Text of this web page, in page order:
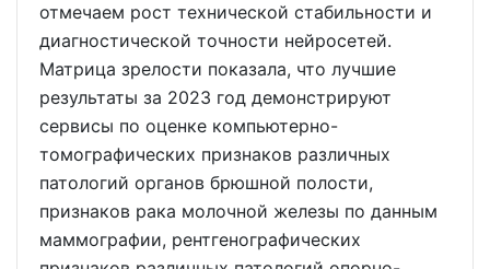
отмечаем рост технической стабильности и
диагностической точности нейросетей.
Матрица зрелости показала, что лучшие
результаты за 2023 год демонстрируют
сервисы по оценке компьютерно-
томографических признаков различных
патологий органов брюшной полости,
признаков рака молочной железы по данным
маммографии, рентгенографических